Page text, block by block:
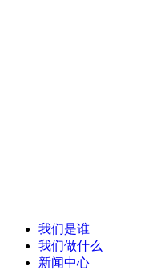
我们是谁
我们做什么
新闻中心